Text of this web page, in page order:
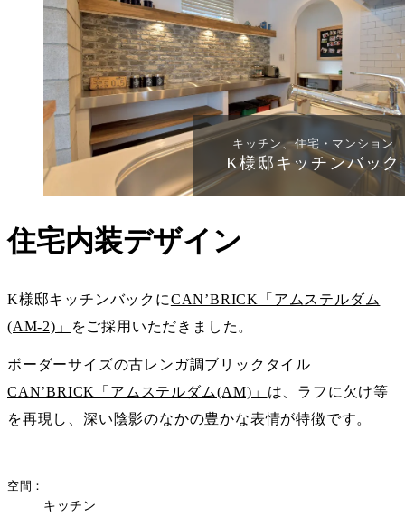
キッチン、住宅・マンション
K様邸キッチンバック
住宅内装デザイン
K様邸キッチンバックにCAN’BRICK「アムステルダム
(AM-2)」
をご採用いただきました。
ボーダーサイズの古レンガ調ブリックタイル
CAN’BRICK「アムステルダム(AM)」 は、ラフに欠け等
を再現し、深い陰影のなかの豊かな表情が特徴です。
空間
キッチン